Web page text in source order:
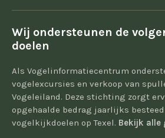
Wij ondersteunen de
doelen
Als Vogelinformatiecentrum
vogelexcursies en verkoop van
Vogeleiland. Deze stichting zorgt
opgehaalde bedrag jaarlijks
vogelkijkdoelen op Texel. Bekijk alle